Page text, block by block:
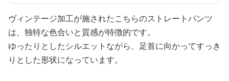
ヴィンテージ加工が施されたこちらのストレートパンツ
は、独特な色合いと質感が特徴的です。
ゆったりとしたシルエットながら、足首に向かってすっき
りとした形状になっています。